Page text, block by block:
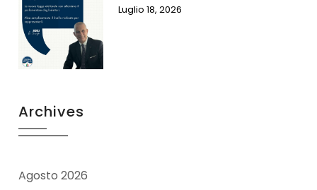
Luglio 18, 2026
Archives
Agosto 2026